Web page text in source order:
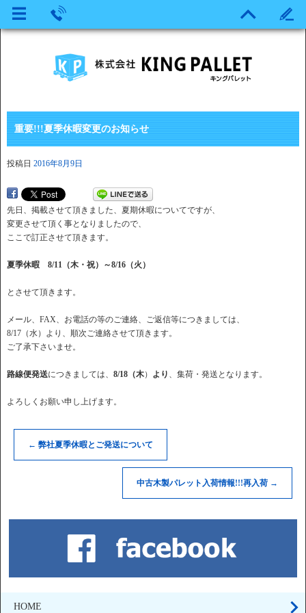
重要!!!夏季休暇変更のお知らせ
投稿日 2016年8月9日
先日、掲載させて頂きました、夏期休暇についてですが、
変更させて頂く事となりましたので、
ここで訂正させて頂きます。
夏季休暇 8/11（木・祝）～8/16（火）
とさせて頂きます。
メール、FAX、お電話の等のご連絡、ご返信等につきましては、
8/17（水）より、順次ご連絡させて頂きます。
ご了承下さいませ。
路線便発送につきましては、 8/18（木） より 、集荷・発送となります。
よろしくお願い申し上げます。
← 弊社夏季休暇とご発送について
中古木製パレット入荷情報!!!再入荷 →
HOME